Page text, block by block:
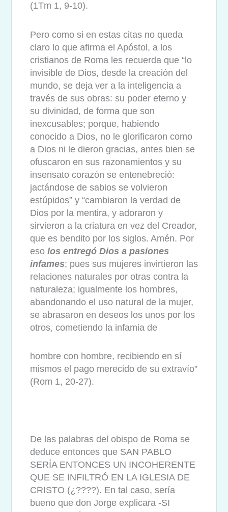
(1Tm 1, 9-10).
Pero como si en estas citas no queda
claro lo que afirma el Apóstol, a los
cristianos de Roma les recuerda que “lo
invisible de Dios, desde la creación del
mundo, se deja ver a la inteligencia a
través de sus obras: su poder eterno y
su divinidad, de forma que son
inexcusables; porque, habiendo
conocido a Dios, no le glorificaron como
a Dios ni le dieron gracias, antes bien se
ofuscaron en sus razonamientos y su
insensato corazón se entenebreció:
jactándose de sabios se volvieron
estúpidos” y “cambiaron la verdad de
Dios por la mentira, y adoraron y
sirvieron a la criatura en vez del Creador,
que es bendito por los siglos. Amén. Por
eso los entregó Dios a pasiones
infames; pues sus mujeres invirtieron las
relaciones naturales por otras contra la
naturaleza; igualmente los hombres,
abandonando el uso natural de la mujer,
se abrasaron en deseos los unos por los
otros, cometiendo la infamia de
hombre con hombre, recibiendo en sí
mismos el pago merecido de su extravío”
(Rom 1, 20-27).
De las palabras del obispo de Roma se
deduce entonces que SAN PABLO
SERÍA ENTONCES UN INCOHERENTE
QUE SE INFILTRÓ EN LA IGLESIA DE
CRISTO (¿????). En tal caso, sería
bueno que don Jorge explicara -SI